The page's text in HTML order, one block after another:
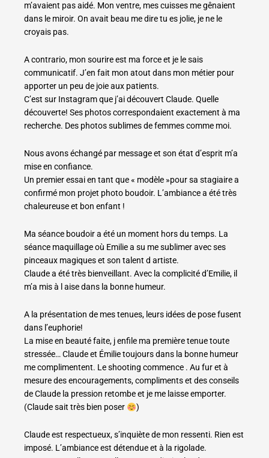
m’avaient pas aidé. Mon ventre, mes cuisses me gênaient
dans le miroir. On avait beau me dire tu es jolie, je ne le
croyais pas.
A contrario, mon sourire est ma force et je le sais
communicatif. J’en fait mon atout dans mon métier pour
apporter un peu de joie aux patients.
C’est sur Instagram que j’ai découvert Claude. Quelle
découverte! Ses photos correspondaient exactement à ma
recherche. Des photos sublimes de femmes comme moi.
Nous avons échangé par message et son état d’esprit m’a
mise en confiance.
Un premier essai en tant que « modèle »pour sa stagiaire a
confirmé mon projet photo boudoir. L’ambiance a été très
chaleureuse et bon enfant !
Ma séance boudoir a été un moment hors du temps. La
séance maquillage où Emilie a su me sublimer avec ses
pinceaux magiques et son talent d artiste.
Claude a été très bienveillant. Avec la complicité d’Emilie, il
m’a mis à l aise dans la bonne humeur.
A la présentation de mes tenues, leurs idées de pose fusent
dans l’euphorie!
La mise en beauté faite, j enfile ma première tenue toute
stressée… Claude et Émilie toujours dans la bonne humeur
me complimentent. Le shooting commence . Au fur et à
mesure des encouragements, compliments et des conseils
de Claude la pression retombe et je me laisse emporter.
(Claude sait très bien poser
)
Claude est respectueux, s’inquiète de mon ressenti. Rien est
imposé. L’ambiance est détendue et à la rigolade.